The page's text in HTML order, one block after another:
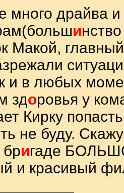
много драйва
и
Макой,
и в любых
здоровья у
Кирку
не буду.
бригаде
и красивый